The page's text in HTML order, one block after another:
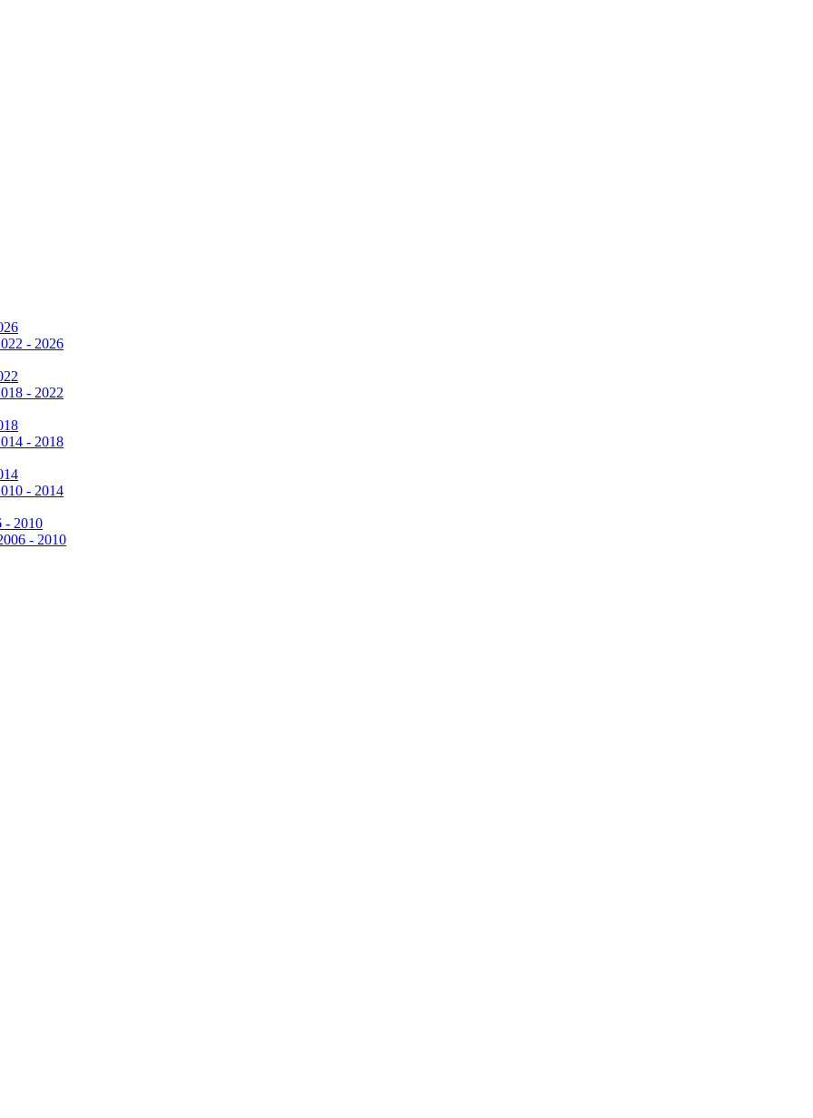
- 2026
- 2022
- 2018
- 2014
- 2010
- 2010